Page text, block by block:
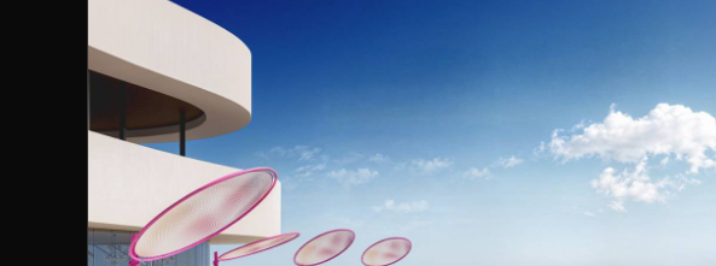
Eigenzinnige bolvormige tuinkamers